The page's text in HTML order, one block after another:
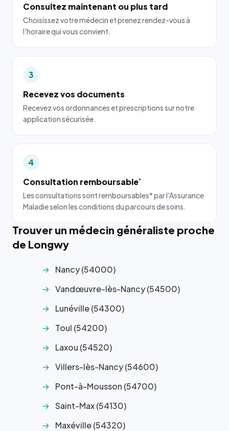
Consultez maintenant ou plus tard
Choisissez votre médecin et prenez rendez-vous à
l'horaire qui vous convient.
3
Recevez vos documents
Recevez vos ordonnances et prescriptions sur notre
application sécurisée.
4
Consultation remboursable*
Les consultations sont remboursables* par l'Assurance
Maladie selon les conditions du parcours de soins.
Trouver un médecin généraliste proche
de Longwy
Nancy (54000)
Vandœuvre-lès-Nancy (54500)
Lunéville (54300)
Toul (54200)
Laxou (54520)
Villers-lès-Nancy (54600)
Pont-à-Mousson (54700)
Saint-Max (54130)
Maxéville (54320)